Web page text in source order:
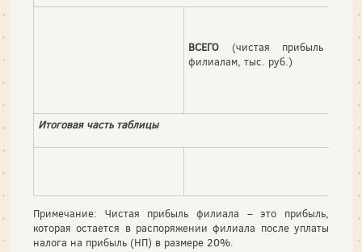
ВСЕГО (чистая прибыль по
филиалам, тыс. руб.)
Итоговая часть таблицы
Примечание: Чистая прибыль филиала – это прибыль,
которая остается в распоряжении филиала после уплаты
налога на прибыль (НП) в размере 20%.